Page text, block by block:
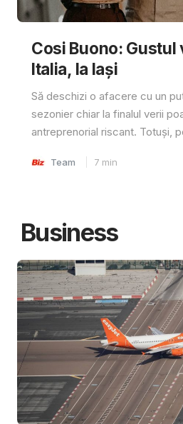
Cosi Buono: Gustul
Italia, la Iași
Să deschizi o afacere cu un
sezonier chiar la finalul verii
antreprenorial riscant. Totuși,
Team 7 min
Business